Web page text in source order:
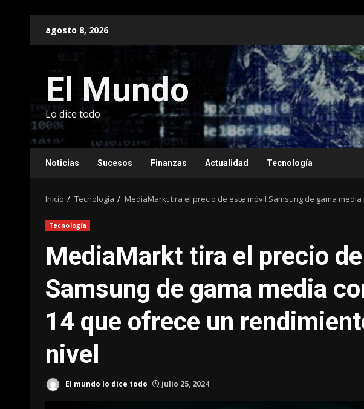
agosto 8, 2026
El Mundo
Lo dice todo
Noticias Sucesos Finanzas Actualidad Tecnología
Inicio Tecnología MediaMarkt tira el precio de este móvil Samsung de gama
Tecnología
MediaMarkt tira el precio
Samsung de gama media
14 que ofrece un
nivel
El mundo lo dice todo julio 25, 2024